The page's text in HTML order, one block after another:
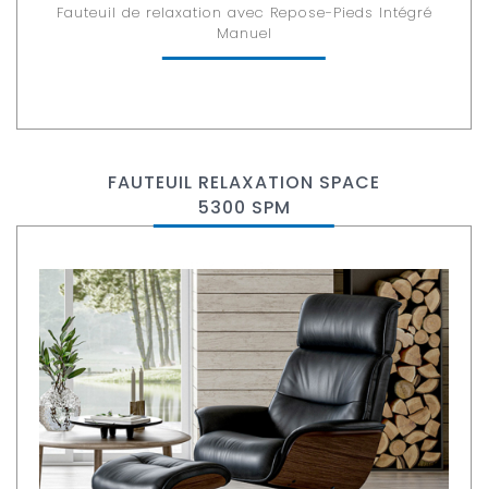
Fauteuil de relaxation avec Repose-Pieds Intégré
Manuel
FAUTEUIL RELAXATION SPACE
5300 SPM